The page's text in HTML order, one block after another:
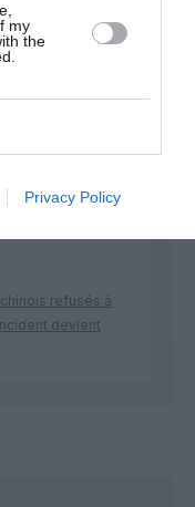
my
the
Privacy Policy
refusés à
refusés à
devient